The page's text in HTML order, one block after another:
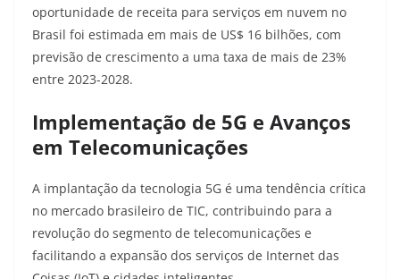
oportunidade de receita para serviços em nuvem no
Brasil foi estimada em mais de US$ 16 bilhões, com
previsão de crescimento a uma taxa de mais de 23%
entre 2023-2028.
Implementação de 5G e Avanços
em Telecomunicações
A implantação da tecnologia 5G é uma tendência crítica
no mercado brasileiro de TIC, contribuindo para a
revolução do segmento de telecomunicações e
facilitando a expansão dos serviços de Internet das